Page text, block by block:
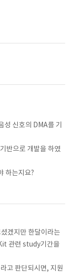
성 신호의 DMA를 기
으로 개발을 하였
하는지요?
겠지만 한달이라는
관련 study기간을
고 판단되시면, 지원